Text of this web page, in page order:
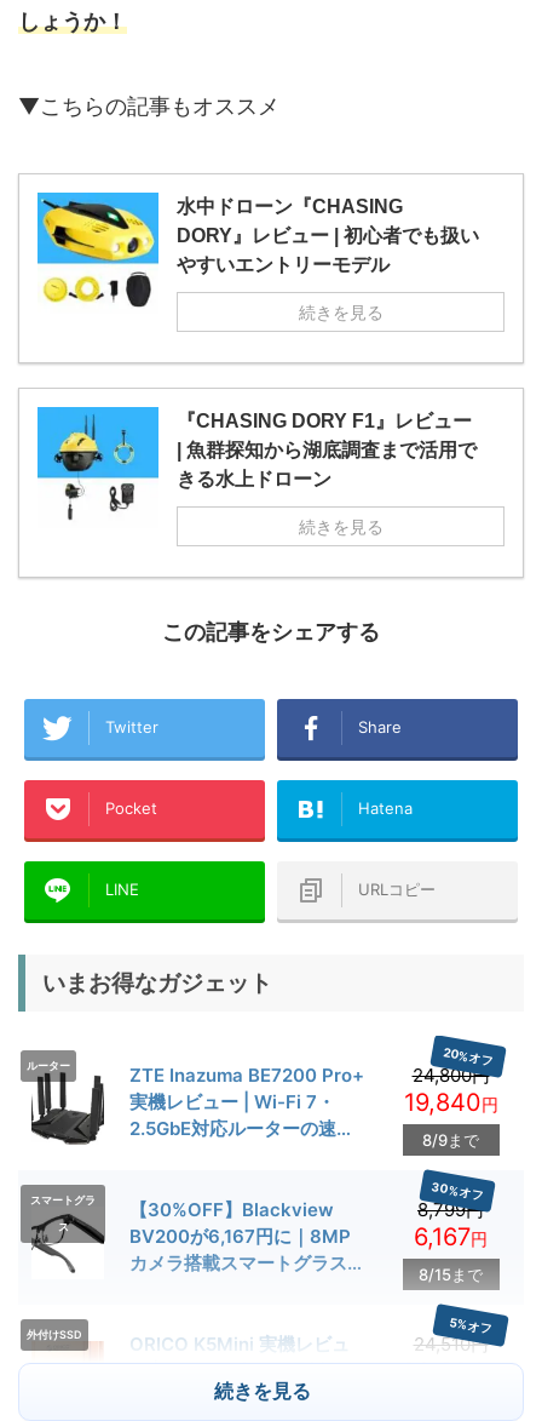
しょうか！
▼こちらの記事もオススメ
水中ドローン『CHASING
DORY』レビュー | 初心者でも扱い
やすいエントリーモデル
続きを見る
『CHASING DORY F1』レビュー
| 魚群探知から湖底調査まで活用で
きる水上ドローン
続きを見る
この記事をシェアする
Twitter Share
Pocket Hatena
LINE URLコピー
いまお得なガジェット
ルーター
ZTE Inazuma BE7200 Pro+
実機レビュー | Wi-Fi 7・
2.5GbE対応ルーターの速度
24,800円
20%オフ
19,840円
8/9まで
スマートグラ
ス
【30%OFF】Blackview
BV200が6,167円に｜8MP
カメラ搭載スマートグラス用
8,799円
30%オフ
6,167円
8/15まで
外付けSSD
ORICO K5Mini 実機レビュ
ー | スマホの容量不足対策に
便利な小型外付けSSD
24,510円
5%オフ
23,284
続きを見る